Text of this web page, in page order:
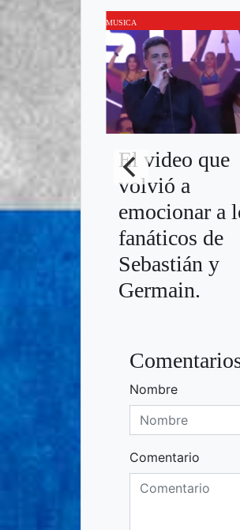
MUSICA
El video que
volvió a
emocionar a
fanáticos de
Sebastián y
Germain.
Nombre
Comentario